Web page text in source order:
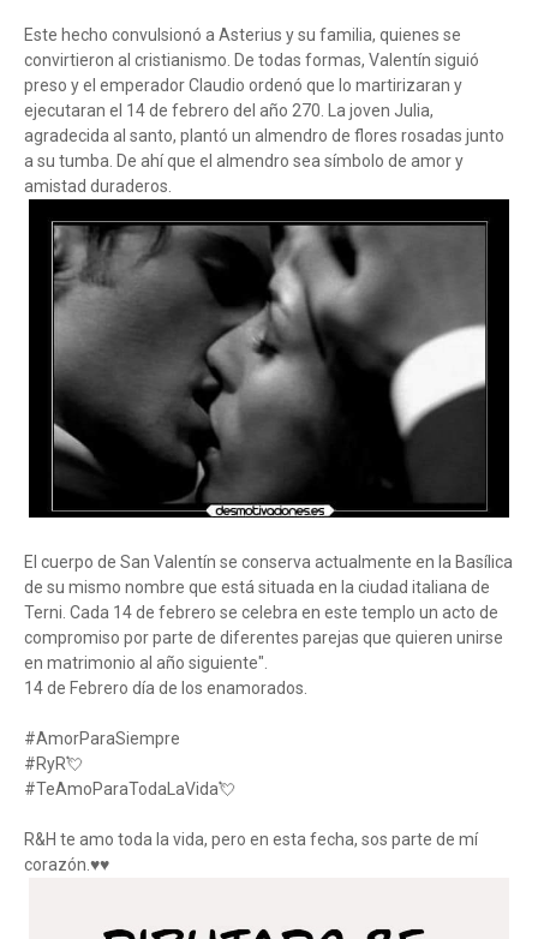
Este hecho convulsionó a Asterius y su familia, quienes se
convirtieron al cristianismo. De todas formas, Valentín siguió
preso y el emperador Claudio ordenó que lo martirizaran y
ejecutaran el 14 de febrero del año 270. La joven Julia,
agradecida al santo, plantó un almendro de flores rosadas junto
a su tumba. De ahí que el almendro sea símbolo de amor y
amistad duraderos.
El cuerpo de San Valentín se conserva actualmente en la Basílica
de su mismo nombre que está situada en la ciudad italiana de
Terni. Cada 14 de febrero se celebra en este templo un acto de
compromiso por parte de diferentes parejas que quieren unirse
en matrimonio al año siguiente".
14 de Febrero día de los enamorados.
#AmorParaSiempre
#RyR💘
#TeAmoParaTodaLaVida💘
R&H te amo toda la vida, pero en esta fecha, sos parte de mí
corazón.♥️♥️